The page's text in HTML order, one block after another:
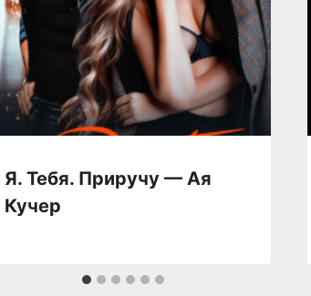
Я. Тебя. Приручу — Ая
Кучер